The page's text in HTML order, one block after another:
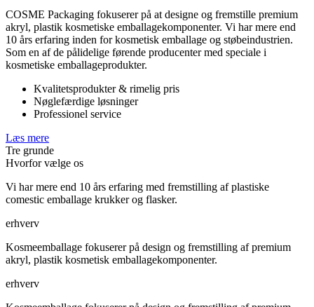
COSME Packaging fokuserer på at designe og fremstille premium
akryl, plastik kosmetiske emballagekomponenter. Vi har mere end
10 års erfaring inden for kosmetisk emballage og støbeindustrien.
Som en af ​​de pålidelige førende producenter med speciale i
kosmetiske emballageprodukter.
Kvalitetsprodukter & rimelig pris
Nøglefærdige løsninger
Professionel service
Læs mere
Tre grunde
Hvorfor vælge os
Vi har mere end 10 års erfaring med fremstilling af plastiske
comestic emballage krukker og flasker.
erhverv
Kosmeemballage fokuserer på design og fremstilling af premium
akryl, plastik kosmetisk emballagekomponenter.
erhverv